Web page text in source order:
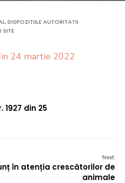
,DISPOZITIILE AUTORITATII
SITE
24 martie 2022
1927 din 25
Next:
în atenția crescătorilor de
animale